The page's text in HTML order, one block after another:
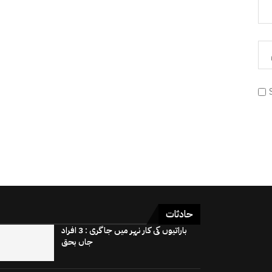
حادثات
باراتیوں کی کار نہر میں جاگری : 3 افراد
جاں بحق